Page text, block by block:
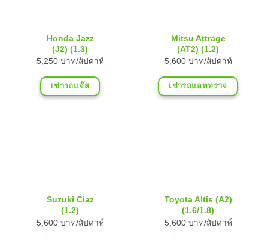
Honda Jazz
(J2) (1.3)
5,250 บาท/สัปดาห์
เช่ารถแจ๊ส
Mitsu Attrage
(AT2) (1.2)
5,600 บาท/สัปดาห์
เช่ารถแอททราจ
Suzuki Ciaz
(1.2)
5,600 บาท/สัปดาห์
Toyota Altis (A2)
(1.6/1.8)
5,600 บาท/สัปดาห์